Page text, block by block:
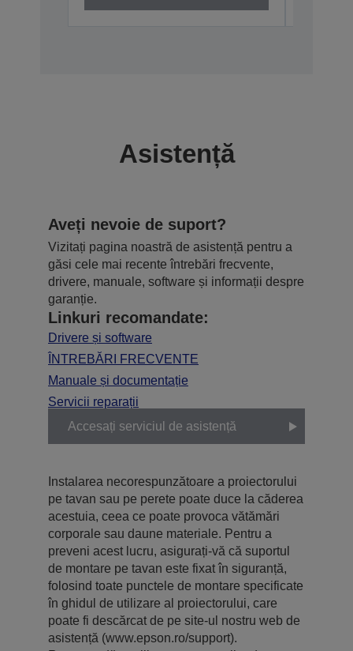
Asistență
Aveți nevoie de suport?
Vizitați pagina noastră de asistență pentru a
găsi cele mai recente întrebări frecvente,
drivere, manuale, software și informații despre
garanție.
Linkuri recomandate:
Drivere și software
ÎNTREBĂRI FRECVENTE
Manuale și documentație
Servicii reparații
Accesați serviciul de asistență
Instalarea necorespunzătoare a proiectorului
pe tavan sau pe perete poate duce la căderea
acestuia, ceea ce poate provoca vătămări
corporale sau daune materiale. Pentru a
preveni acest lucru, asigurați-vă că suportul
de montare pe tavan este fixat în siguranță,
folosind toate punctele de montare specificate
în ghidul de utilizare al proiectorului, care
poate fi descărcat de pe site-ul nostru web de
asistență (www.epson.ro/support).